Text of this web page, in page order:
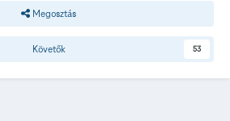
Megosztás
Követők 53